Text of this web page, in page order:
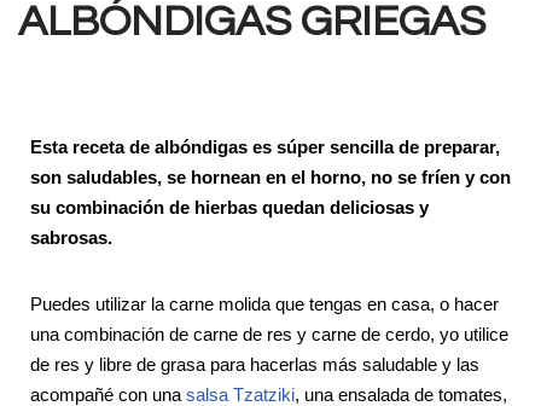
ALBÓNDIGAS GRIEGAS
Esta receta de albóndigas es súper sencilla de preparar,
son saludables, se hornean en el horno, no se fríen y con
su combinación de hierbas quedan deliciosas y
sabrosas.
Puedes utilizar la carne molida que tengas en casa, o hacer
una combinación de carne de res y carne de cerdo, yo utilice
de res y libre de grasa para hacerlas más saludable y las
acompañé con una salsa Tzatziki, una ensalada de tomates,